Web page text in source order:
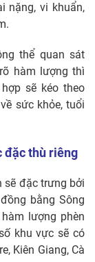
nặng, vi khuẩn,
thể quan sát
hàm lượng thì
sẽ kéo theo
sức khỏe, tuổi
đặc thù riêng
sẽ đặc trưng bởi
bằng Sông
lượng phèn
khu vực sẽ có
Kiên Giang, Cà